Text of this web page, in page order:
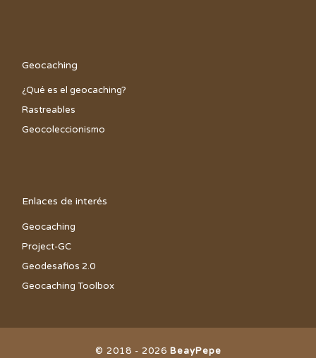
Geocaching
¿Qué es el geocaching?
Rastreables
Geocoleccionismo
Enlaces de interés
Geocaching
Project-GC
Geodesafios 2.0
Geocaching Toolbox
© 2018 - 2026 BeayPepe